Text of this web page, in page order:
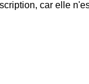
car elle